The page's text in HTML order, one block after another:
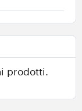
prodotti.